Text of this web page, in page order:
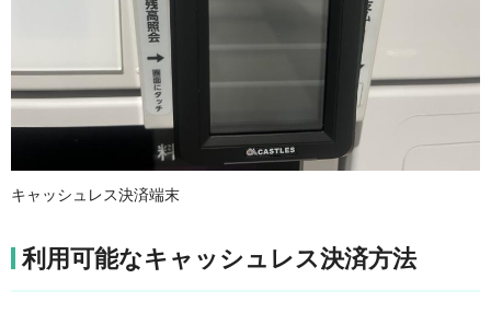
キャッシュレス決済端末
利用可能なキャッシュレス決済方法